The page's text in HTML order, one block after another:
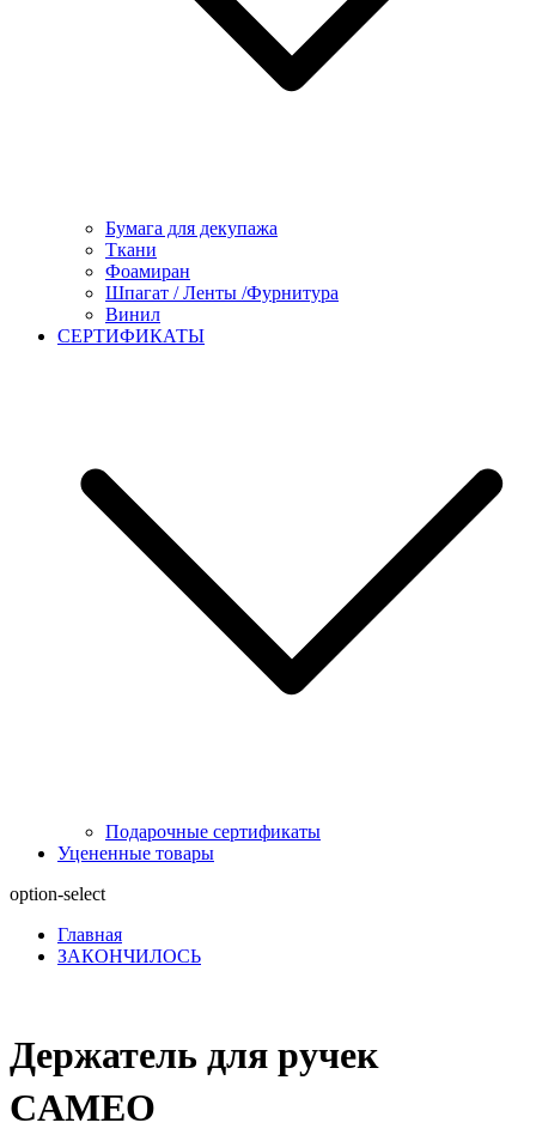
Бумага для декупажа
Ткани
Фоамиран
Шпагат / Ленты /Фурнитура
Винил
СЕРТИФИКАТЫ
Подарочные сертификаты
Уцененные товары
option-select
Главная
ЗАКОНЧИЛОСЬ
Держатель для ручек
CAMEO